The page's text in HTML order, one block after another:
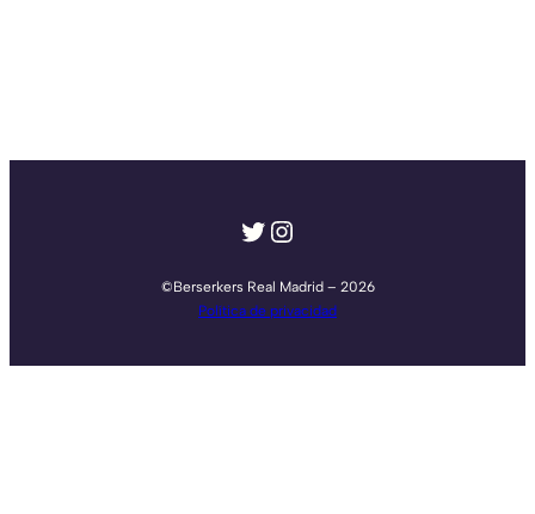
Twitter
Instagram
©Berserkers Real Madrid – 2026
Política de privacidad